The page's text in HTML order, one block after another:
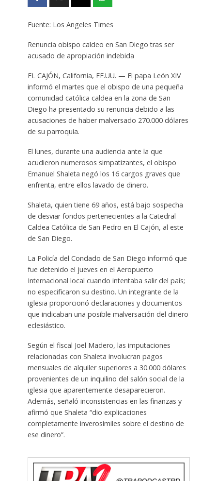
Fuente: Los Angeles Times
Renuncia obispo caldeo en San Diego tras ser
acusado de apropiación indebida
EL CAJÓN, California, EE.UU. — El papa León XIV
informó el martes que el obispo de una pequeña
comunidad católica caldea en la zona de San
Diego ha presentado su renuncia debido a las
acusaciones de haber malversado 270.000 dólares
de su parroquia.
El lunes, durante una audiencia ante la que
acudieron numerosos simpatizantes, el obispo
Emanuel Shaleta negó los 16 cargos graves que
enfrenta, entre ellos lavado de dinero.
Shaleta, quien tiene 69 años, está bajo sospecha
de desviar fondos pertenecientes a la Catedral
Caldea Católica de San Pedro en El Cajón, al este
de San Diego.
La Policía del Condado de San Diego informó que
fue detenido el jueves en el Aeropuerto
Internacional local cuando intentaba salir del país;
no especificaron su destino. Un integrante de la
iglesia proporcionó declaraciones y documentos
que indicaban una posible malversación del dinero
eclesiástico.
Según el fiscal Joel Madero, las imputaciones
relacionadas con Shaleta involucran pagos
mensuales de alquiler superiores a 30.000 dólares
provenientes de un inquilino del salón social de la
iglesia que aparentemente desaparecieron.
Además, señaló inconsistencias en las finanzas y
afirmó que Shaleta “dio explicaciones
completamente inverosímiles sobre el destino de
ese dinero”.